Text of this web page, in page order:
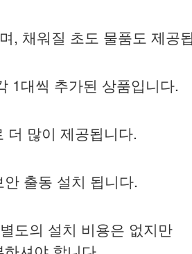
, 채워질 초도 물품도 제공
1대씩 추가된 상품입니다.
더 많이 제공됩니다.
출동 설치 됩니다.
도의 설치 비용은 없지만